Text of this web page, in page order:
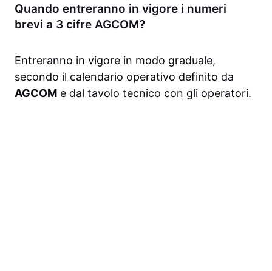
Quando entreranno in vigore i numeri
brevi a 3 cifre AGCOM?
Entreranno in vigore in modo graduale,
secondo il calendario operativo definito da
AGCOM e dal tavolo tecnico con gli operatori.